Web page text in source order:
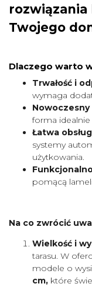
rozwiązania
Twojego
Dlaczego warto
Trwałość i
wymaga
Nowoczesny
forma idealnie
Łatwa
systemy
użytkowania.
pomącą
Na co zwrócić
Wielkość i
tarasu. W
modele o
cm, które